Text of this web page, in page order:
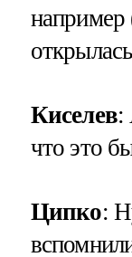
например
Киселев:
что это
Ципко: